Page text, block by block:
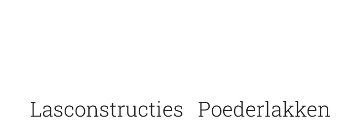
Lasconstructies Poederlakken